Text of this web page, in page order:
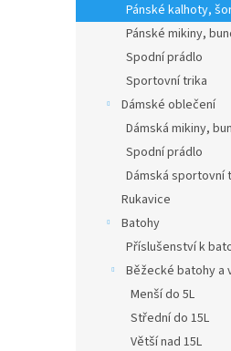
Pánské kalhoty,
Pánské mikiny,
Spodní prádlo
Sportovní trika
Dámské oblečení
Dámská mikiny,
Spodní prádlo
Dámská sportovní
Rukavice
Batohy
Příslušenství k
Běžecké batohy a
Menší do 5L
Střední do 15L
Větší nad 15L